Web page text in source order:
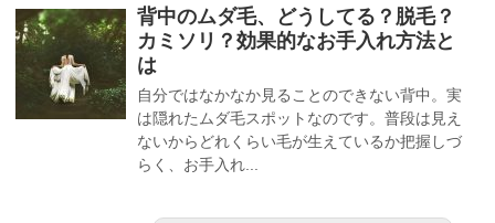
背中のムダ毛、どうしてる？脱毛？
カミソリ？効果的なお手入れ方法と
は
自分ではなかなか見ることのできない背中。実
は隠れたムダ毛スポットなのです。普段は見え
ないからどれくらい毛が生えているか把握しづ
らく、お手入れ...